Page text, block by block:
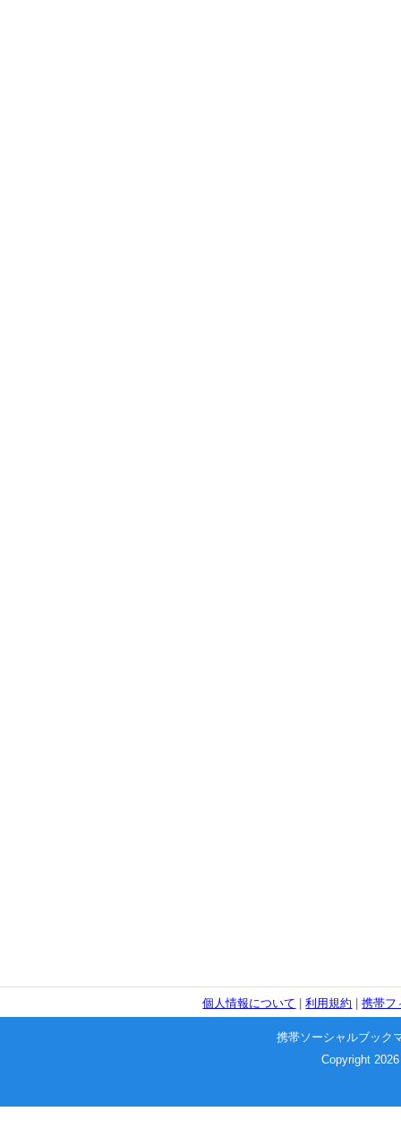
個人情報について |利用規約 |携帯フ
携帯ソーシャルブック
Copyright